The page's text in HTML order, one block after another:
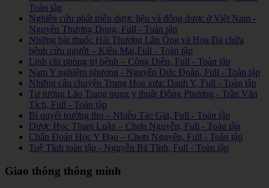
Toàn tập
Nghiên cứu phát triển dược liệu và đông dược ở Việt Nam -
Nguyễn Thượng Dong, Full - Toàn tập
Những bài thuốc Hải Thượng Lãn Ông và Hoa Đà chữa
bệnh cứu người – Kiều Mai,Full - Toàn tập
Linh chi phòng trị bệnh – Công Diễn, Full - Toàn tập
Nam Y nghiệm phương - Nguyễn Đức Đoàn, Full - Toàn tập
Những câu chuyện Trung Hoa xưa: Danh Y, Full - Toàn tập
Tư tưởng Lão Trang trong y thuật Đông Phương - Trần Văn
Tích, Full - Toàn tập
Bí quyết trường thọ – Nhiều Tác Giả, Full - Toàn tập
Dược Học Tham Luận – Chơn Nguyễn, Full - Toàn tập
Chẩn Đoán Học Y Đạo – Chơn Nguyên, Full - Toàn tập
Tuệ Tĩnh toàn tập - Nguyễn Bá Tĩnh, Full - Toàn tập
Giao thông thông minh